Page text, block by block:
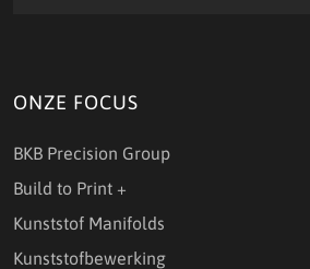
ONZE FOCUS
BKB Precision Group
Build to Print +
Kunststof Manifolds
Kunststofbewerking